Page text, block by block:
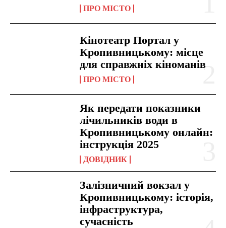
ПРО МІСТО
Кінотеатр Портал у
Кропивницькому: місце
для справжніх кіноманів
ПРО МІСТО
Як передати показники
лічильників води в
Кропивницькому онлайн:
інструкція 2025
ДОВІДНИК
Залізничний вокзал у
Кропивницькому: історія,
інфраструктура,
сучасність